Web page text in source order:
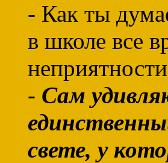
- Как ты
в школе все
- Сам
свете, у